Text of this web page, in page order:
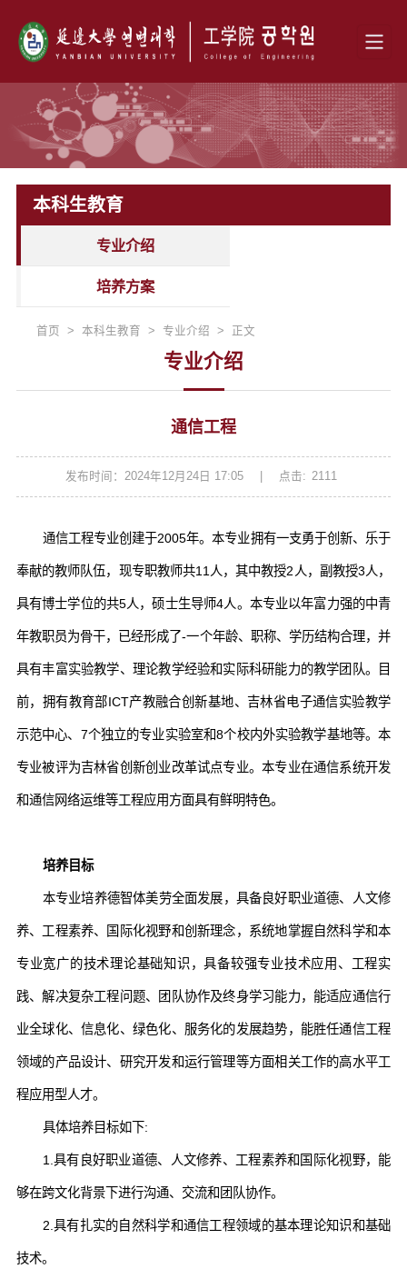
本科生教育
专业介绍
培养方案
首页 > 本科生教育 > 专业介绍 > 正文
专业介绍
通信工程
发布时间：2024年12月24日 17:05 点击: 2111
通信工程专业创建于2005年。本专业拥有一支勇于创新、乐于
奉献的教师队伍，现专职教师共11人，其中教授2人，副教授3人，
具有博士学位的共5人，硕士生导师4人。本专业以年富力强的中青
年教职员为骨干，已经形成了-一个年龄、职称、学历结构合理，并
具有丰富实验教学、理论教学经验和实际科研能力的教学团队。目
前，拥有教育部ICT产教融合创新基地、吉林省电子通信实验教学
示范中心、7个独立的专业实验室和8个校内外实验教学基地等。本
专业被评为吉林省创新创业改革试点专业。本专业在通信系统开发
和通信网络运维等工程应用方面具有鲜明特色。
培养目标
本专业培养德智体美劳全面发展，具备良好职业道德、人文修
养、工程素养、国际化视野和创新理念，系统地掌握自然科学和本
专业宽广的技术理论基础知识，具备较强专业技术应用、工程实
践、解决复杂工程问题、团队协作及终身学习能力，能适应通信行
业全球化、信息化、绿色化、服务化的发展趋势，能胜任通信工程
领域的产品设计、研究开发和运行管理等方面相关工作的高水平工
程应用型人才。
具体培养目标如下:
1.具有良好职业道德、人文修养、工程素养和国际化视野，能
够在跨文化背景下进行沟通、交流和团队协作。
2.具有扎实的自然科学和通信工程领域的基本理论知识和基础
技术。